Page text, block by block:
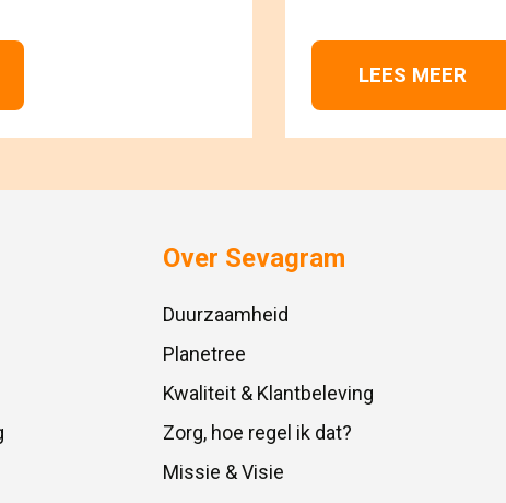
LEES MEER
Over Sevagram
Duurzaamheid
Planetree
Kwaliteit & Klantbeleving
Zorg, hoe regel ik dat?
Missie & Visie